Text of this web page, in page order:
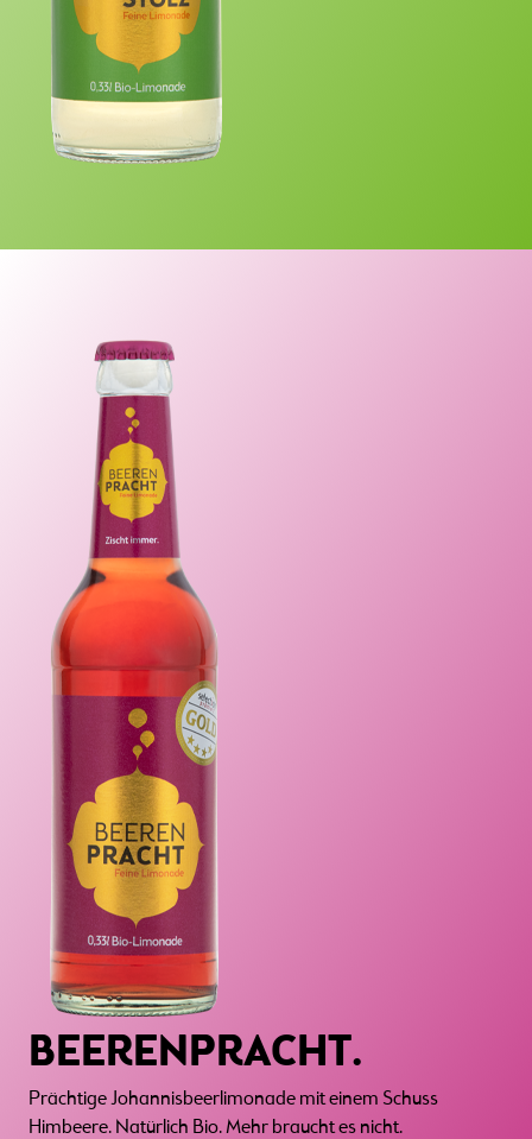
BEERENPRACHT.
Prächtige Johannisbeerlimonade mit einem Schuss
Himbeere. Natürlich Bio. Mehr braucht es nicht.